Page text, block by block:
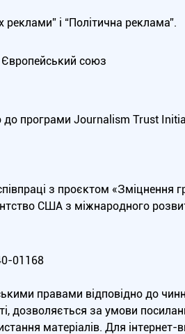
і “Політична реклама”.
Європейський союз
до програми Journalism Trust
з проєктом «Зміцнення
США з міжнародного
01168
правами відповідно до
дозволяється за умови
матеріалів. Для